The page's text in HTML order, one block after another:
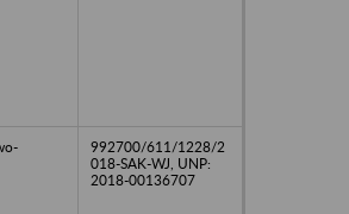
992700/611/1228/2
018-SAK-WJ, UNP:
2018-00136707